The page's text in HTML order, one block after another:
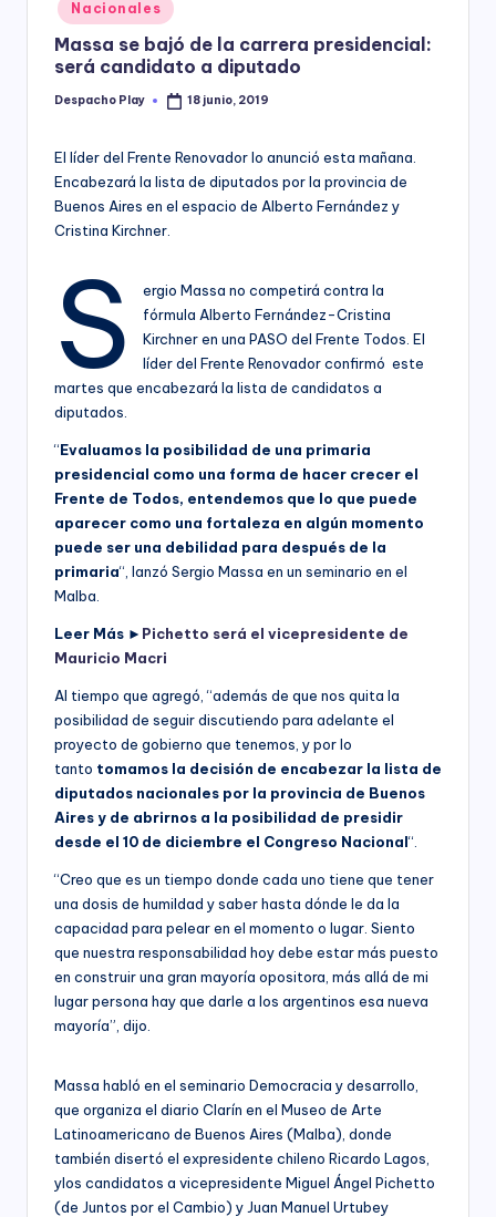
y
in
Nacionales
Massa se bajó de la carrera presidencial:
será candidato a diputado
Posted
Despacho Play 18 junio, 2019
El líder del Frente Renovador lo anunció esta mañana.
Encabezará la lista de diputados por la provincia de
Buenos Aires en el espacio de Alberto Fernández y
Cristina Kirchner.
S
ergio Massa no competirá contra la
fórmula Alberto Fernández-Cristina
Kirchner en una PASO del Frente Todos. El
líder del Frente Renovador confirmó este
martes que encabezará la lista de candidatos a
diputados.
“Evaluamos la posibilidad de una primaria
presidencial como una forma de hacer crecer el
Frente de Todos, entendemos que lo que puede
aparecer como una fortaleza en algún momento
puede ser una debilidad para después de la
primaria“, lanzó Sergio Massa en un seminario en el
Malba.
Leer Más ► Pichetto será el vicepresidente de
Mauricio Macri
Al tiempo que agregó, “además de que nos quita la
posibilidad de seguir discutiendo para adelante el
proyecto de gobierno que tenemos, y por lo
tanto tomamos la decisión de encabezar la lista de
diputados nacionales por la provincia de Buenos
Aires y de abrirnos a la posibilidad de presidir
desde el 10 de diciembre el Congreso Nacional“.
“Creo que es un tiempo donde cada uno tiene que tener
una dosis de humildad y saber hasta dónde le da la
capacidad para pelear en el momento o lugar. Siento
que nuestra responsabilidad hoy debe estar más puesto
en construir una gran mayoría opositora, más allá de mi
lugar persona hay que darle a los argentinos esa nueva
mayoría”, dijo.
Massa habló en el seminario Democracia y desarrollo,
que organiza el diario Clarín en el Museo de Arte
Latinoamericano de Buenos Aires (Malba), donde
también disertó el expresidente chileno Ricardo Lagos,
ylos candidatos a vicepresidente Miguel Ángel Pichetto
(de Juntos por el Cambio) y Juan Manuel Urtubey